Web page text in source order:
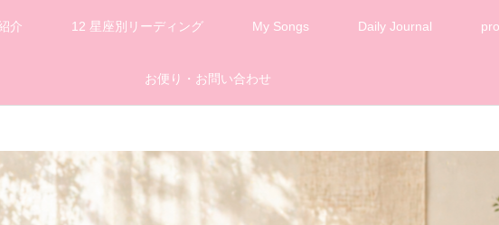
介 12 星座別リーディング My Songs Daily Journal
お便り・お問い合わせ